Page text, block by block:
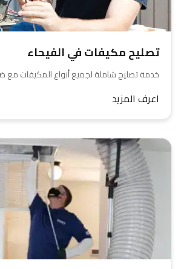
تصليح مكيفات في الفيحاء
خدمة تصليح شاملة لجميع أنواع المكيفات مع
اعرف المزيد